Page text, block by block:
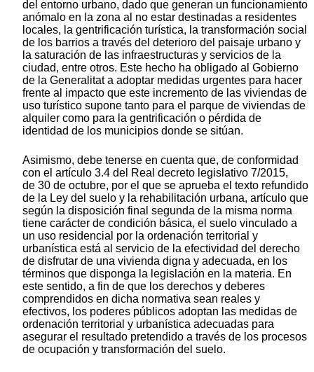
del entorno urbano, dado que generan un funcionamiento
anómalo en la zona al no estar destinadas a residentes
locales, la gentrificación turística, la transformación social
de los barrios a través del deterioro del paisaje urbano y
la saturación de las infraestructuras y servicios de la
ciudad, entre otros. Este hecho ha obligado al Gobierno
de la Generalitat a adoptar medidas urgentes para hacer
frente al impacto que este incremento de las viviendas de
uso turístico supone tanto para el parque de viviendas de
alquiler como para la gentrificación o pérdida de
identidad de los municipios donde se sitúan.
Asimismo, debe tenerse en cuenta que, de conformidad
con el artículo 3.4 del Real decreto legislativo 7/2015,
de 30 de octubre, por el que se aprueba el texto refundido
de la Ley del suelo y la rehabilitación urbana, artículo que
según la disposición final segunda de la misma norma
tiene carácter de condición básica, el suelo vinculado a
un uso residencial por la ordenación territorial y
urbanística está al servicio de la efectividad del derecho
de disfrutar de una vivienda digna y adecuada, en los
términos que disponga la legislación en la materia. En
este sentido, a fin de que los derechos y deberes
comprendidos en dicha normativa sean reales y
efectivos, los poderes públicos adoptan las medidas de
ordenación territorial y urbanística adecuadas para
asegurar el resultado pretendido a través de los procesos
de ocupación y transformación del suelo.